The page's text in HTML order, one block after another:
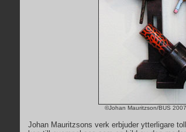
©Johan Mauritzson/BUS
Johan Mauritzsons verk erbjuder ytterligare